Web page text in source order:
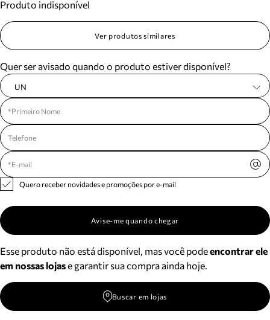
Produto indisponível
Ver produtos similares
Quer ser avisado quando o produto estiver disponível?
UN
Quero receber novidades e promoções por e-mail
Avise-me quando chegar
Esse produto não está disponível, mas você podeencontrar ele
em nossas lojase garantir sua compra ainda hoje.
Buscar em lojas